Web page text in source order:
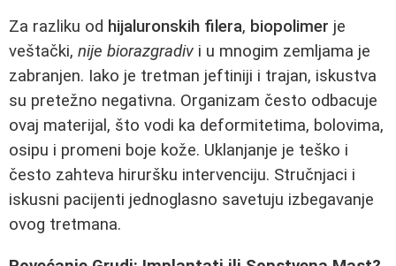
Za razliku od hijaluronskih filera, biopolimer je
veštački, nije biorazgradiv i u mnogim zemljama je
zabranjen. Iako je tretman jeftiniji i trajan, iskustva
su pretežno negativna. Organizam često odbacuje
ovaj materijal, što vodi ka deformitetima, bolovima,
osipu i promeni boje kože. Uklanjanje je teško i
često zahteva hiruršku intervenciju. Stručnjaci i
iskusni pacijenti jednoglasno savetuju izbegavanje
ovog tretmana.